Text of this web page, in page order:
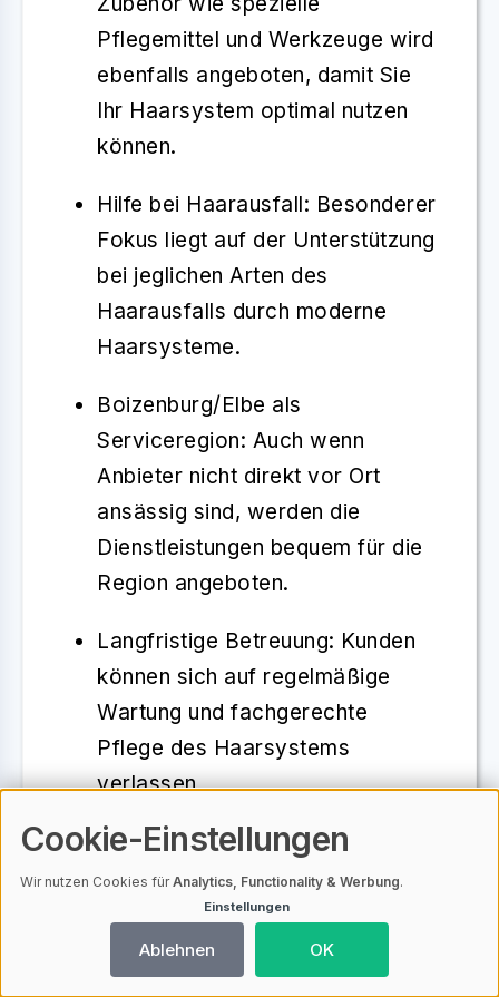
Pflegemittel und Werkzeuge wird
ebenfalls angeboten, damit Sie
Ihr Haarsystem optimal nutzen
können.
Hilfe bei Haarausfall: Besonderer
Fokus liegt auf der Unterstützung
bei jeglichen Arten des
Haarausfalls durch moderne
Haarsysteme.
Boizenburg/Elbe als
Serviceregion: Auch wenn
Anbieter nicht direkt vor Ort
ansässig sind, werden die
Dienstleistungen bequem für die
Region angeboten.
Langfristige Betreuung: Kunden
können sich auf regelmäßige
Wartung und fachgerechte
Pflege des Haarsystems
verlassen.
Zahlreiche Stiloptionen: Ob
kurzes oder langes Haar, glattes
oder lockiges – die Vielfalt der
Haarsysteme ist beeindruckend.
Cookie-Einstellungen
Wir nutzen Cookies fürAnalytics, Functionality & Werbung.
Einstellungen
Ablehnen OK